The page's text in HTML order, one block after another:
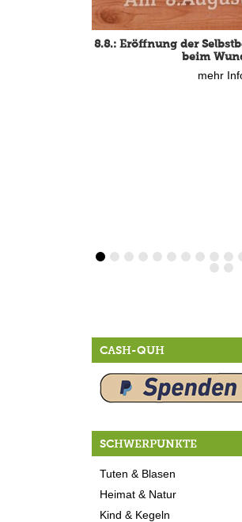
8.8.: Eröffnung der
beim
mehr
CASH-QUH
SCHWERPUNKTE
Tuten & Blasen
Heimat & Natur
Kind & Kegeln